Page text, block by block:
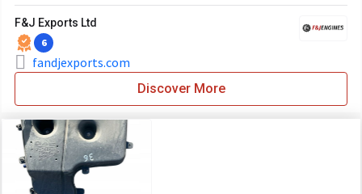
F&J Exports Ltd
6
fandjexports.com
Discover More